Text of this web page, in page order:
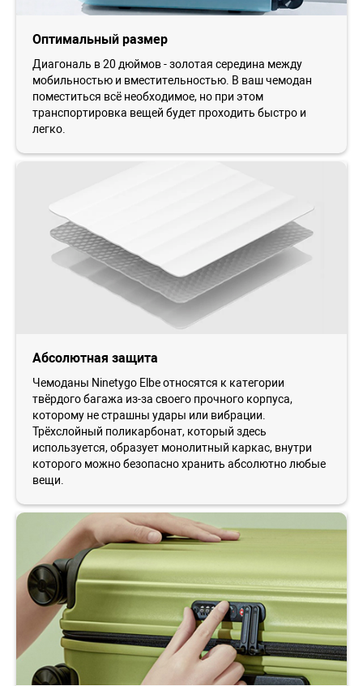
Оптимальный размер
Диагональ в 20 дюймов - золотая середина между
мобильностью и вместительностью. В ваш чемодан
поместиться всё необходимое, но при этом
транспортировка вещей будет проходить быстро и
легко.
Абсолютная защита
Чемоданы Ninetygo Elbe относятся к категории
твёрдого багажа из-за своего прочного корпуса,
которому не страшны удары или вибрации.
Трёхслойный поликарбонат, который здесь
используется, образует монолитный каркас, внутри
которого можно безопасно хранить абсолютно любые
вещи.